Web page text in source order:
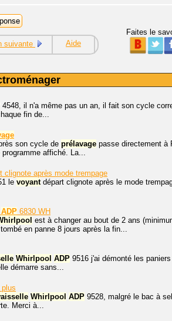
suivante Aide
Faites le
4548, il n'a même pas un an, il fait son cycle
fin de...
son cycle de prélavage passe directement à
affiché. La...
clignote après mode trempage
le voyantdépart clignote après le mode
ADP 6830 WH
est à changer au bout de 2 ans
en panne 8 jours après la fin...
Whirlpool ADP 9516 j'ai démonté les
démarre sans...
Whirlpool ADP 9528, malgré le bac à
Merci à...